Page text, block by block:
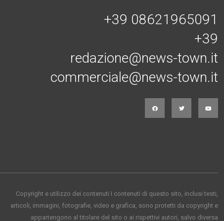
+39 08621965091
+39
redazione@news-town.it
commerciale@news-town.it
Copyright e utilizzo dei contenuti I contenuti di questo sito, inclusi testi,
articoli, immagini, fotografie, video e grafica, sono protetti da copyright e
appartengono al titolare del sito o ai rispettivi autori, salvo diversa